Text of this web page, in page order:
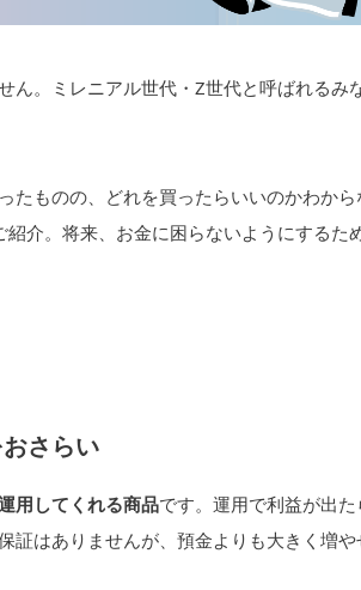
ん。ミレニアル世代・Z世代と呼ばれるみ
たものの、どれを買ったらいいのかわか
紹介。将来、お金に困らないようにするた
さらい
用してくれる商品です。運用で利益が出
証はありませんが、預金よりも大きく増